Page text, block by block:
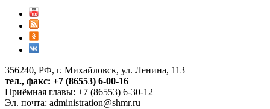
356240, РФ, г. Михайловск, ул. Ленина, 113
тел., факс: +7 (86553) 6-00-16
Приёмная главы: +7 (86553) 6-30-12
Эл. почта: administration@shmr.ru